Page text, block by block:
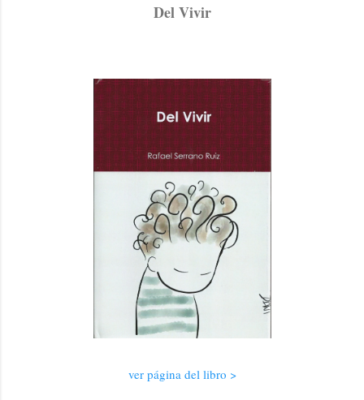
Del Vivir
ver página del libro >